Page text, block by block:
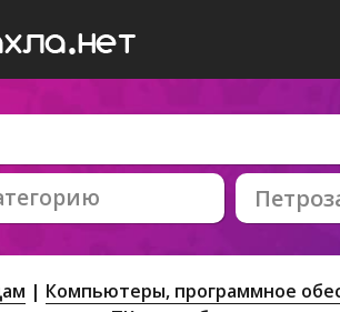
Компьютеры, программное